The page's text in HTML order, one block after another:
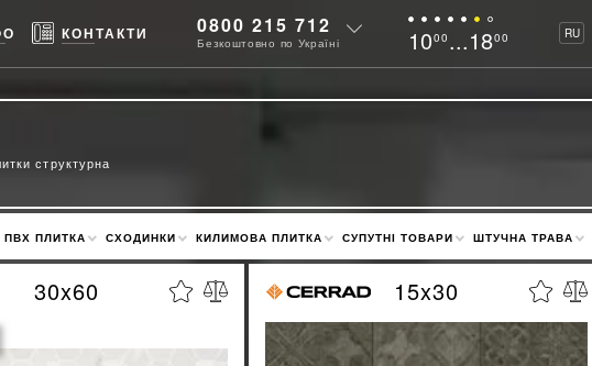
КОНТАКТИ 0800 215 712
Безкоштовно по Україні 1000 ...1800 RU
структурна
ПВХ ПЛИТКА СХОДИНКИ КИЛИМОВА ПЛИТКА СУПУТНІ ТОВАРИ ШТУЧНА ТРАВА
30x60 15x30